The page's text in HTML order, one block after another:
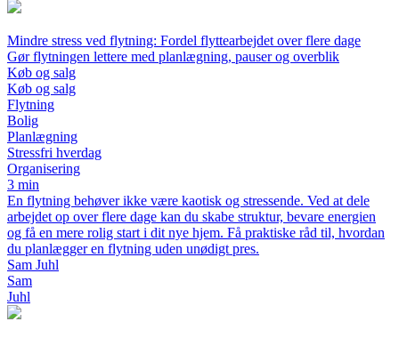
Mindre stress ved flytning: Fordel flyttearbejdet over flere dage
Gør flytningen lettere med planlægning, pauser og overblik
Køb og salg
Køb og salg
Flytning
Bolig
Planlægning
Stressfri hverdag
Organisering
3 min
En flytning behøver ikke være kaotisk og stressende. Ved at dele
arbejdet op over flere dage kan du skabe struktur, bevare energien
og få en mere rolig start i dit nye hjem. Få praktiske råd til, hvordan
du planlægger en flytning uden unødigt pres.
Sam Juhl
Sam
Juhl